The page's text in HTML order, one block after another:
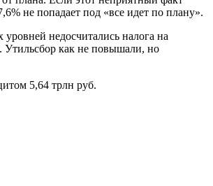
не попадает под «все идет по плану».
недосчитались налога на
Утильсбор как не повышали, но
5,64 трлн руб.